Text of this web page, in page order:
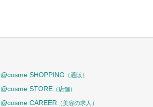
@cosme SHOPPING （通販）
@cosme STORE （店舗）
@cosme CAREER （美容の求人）